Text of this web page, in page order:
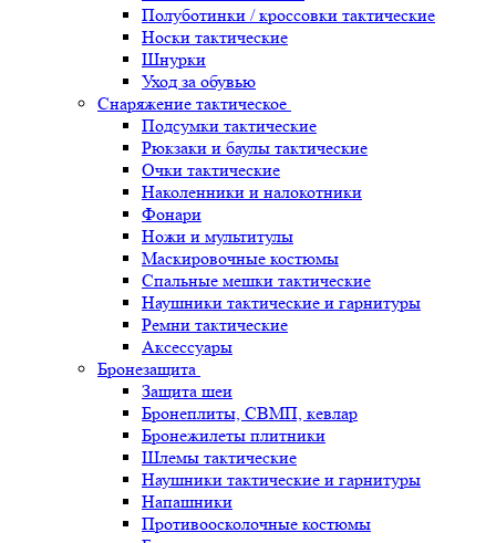
Полуботинки / кроссовки тактические
Носки тактические
Шнурки
Уход за обувью
Снаряжение тактическое
Подсумки тактические
Рюкзаки и баулы тактические
Очки тактические
Наколенники и налокотники
Фонари
Ножи и мультитулы
Маскировочные костюмы
Спальные мешки тактические
Наушники тактические и гарнитуры
Ремни тактические
Аксессуары
Бронезащита
Защита шеи
Бронеплиты, СВМП, кевлар
Бронежилеты плитники
Шлемы тактические
Наушники тактические и гарнитуры
Напашники
Противоосколочные костюмы